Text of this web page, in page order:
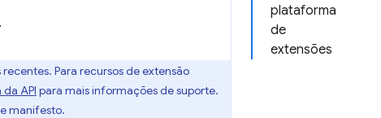
plataforma
de
extensões
Para recursos de extensão
API para mais informações de suporte.
manifesto.